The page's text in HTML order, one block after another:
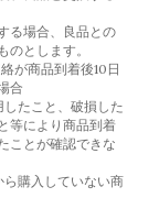
る場合、良品との
のとします。
絡が商品到着後10日
合
したこと、破損した
等により商品到着
ことが確認できな
ら購入していない商